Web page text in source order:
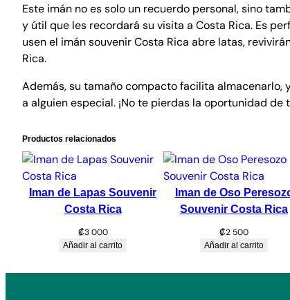
Este imán no es solo un recuerdo personal, sino
y útil que les recordará su visita a Costa Rica. Es
usen el imán souvenir Costa Rica abre latas,
Rica.
Además, su tamaño compacto facilita
a alguien especial. ¡No te pierdas la oportunidad
Productos relacionados
Iman de Lapas Souvenir
Costa Rica
₡3 000
Añadir al carrito
Iman de Oso
Souvenir Costa Rica
₡2 500
Añadir al carrito